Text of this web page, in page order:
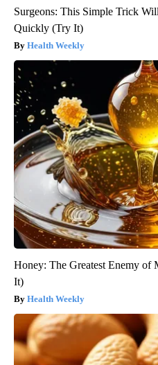
Surgeons: This Simple Trick
Quickly (Try It)
Health Weekly
Honey: The Greatest Enemy of
It)
Health Weekly